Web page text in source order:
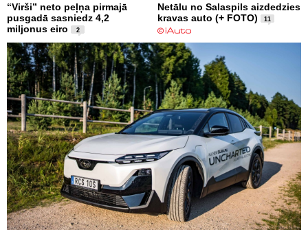
“Virši” neto peļņa pirmajā
pusgadā sasniedz 4,2
miljonus eiro
2
Netālu no Salaspils aizdedzies
kravas auto (+ FOTO)
11